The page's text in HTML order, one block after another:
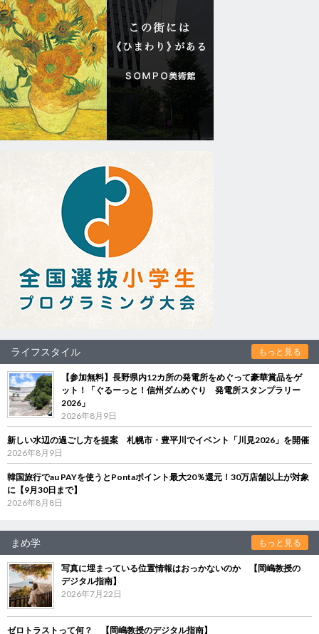
ライフスタイル もっと見る
【参加無料】長野県内12カ所の発電所をめぐって豪華賞品をゲ
ット！「ぐるーっと！信州ダムめぐり 発電所スタンプラリー
2026」
2026年8月9日
新しい水辺の過ごし方を提案 札幌市・豊平川でイベント「川見2026」を開催
2026年8月9日
韓国旅行でau PAYを使うとPontaポイント最大20％還元！30万店舗以上が対象
に【9月30日まで】
2026年8月8日
まめ学 もっと見る
写真に埋まっている位置情報はおっかないのか 【岡嶋教授の
デジタル指南】
2026年7月22日
ゼロトラストって何？ 【岡嶋教授のデジタル指南】